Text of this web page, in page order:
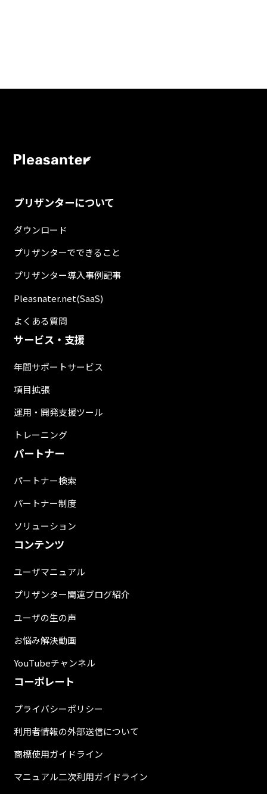
プリザンターについて
ダウンロード
プリザンターでできること
プリザンター導入事例記事
Pleasnater.net(SaaS)
よくある質問
サービス・支援
年間サポートサービス
項目拡張
運用・開発支援ツール
トレーニング
パートナー
パートナー検索
パートナー制度
ソリューション
コンテンツ
ユーザマニュアル
プリザンター関連ブログ紹介
ユーザの生の声
お悩み解決動画
YouTubeチャンネル
コーポレート
プライバシーポリシー
利用者情報の外部送信について
商標使用ガイドライン
マニュアル二次利用ガイドライン